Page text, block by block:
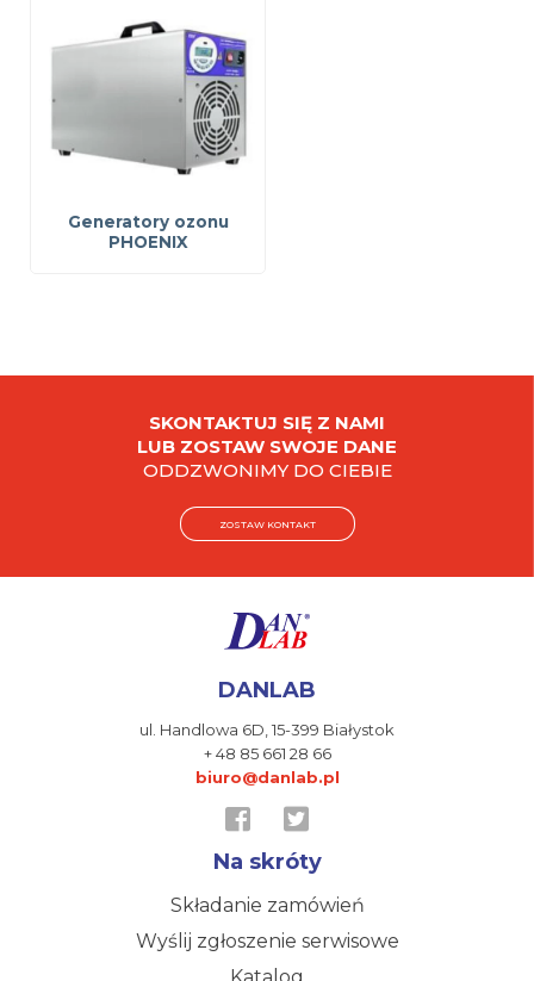
Generatory ozonu
PHOENIX
SKONTAKTUJ SIĘ Z NAMI
LUB ZOSTAW SWOJE DANE
ODDZWONIMY DO CIEBIE
ZOSTAW KONTAKT
DANLAB
ul. Handlowa 6D,15-399 Białystok
+ 48 85 661 28 66
biuro@danlab.pl
Na skróty
Składanie zamówień
Wyślij zgłoszenie serwisowe